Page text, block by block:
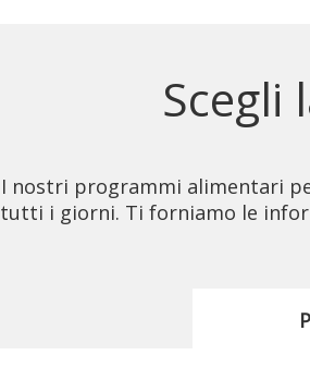
Scegli
I nostri programmi alimentari
tutti i giorni. Ti forniamo le